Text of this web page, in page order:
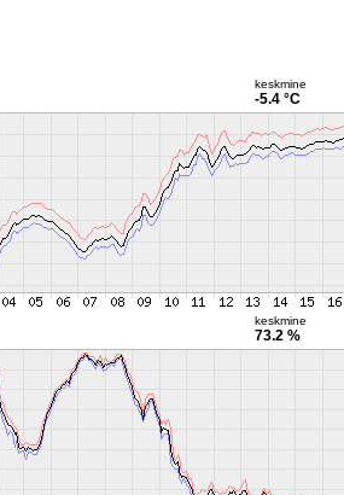
keskmine
-5.4 °C
keskmine
73.2 %